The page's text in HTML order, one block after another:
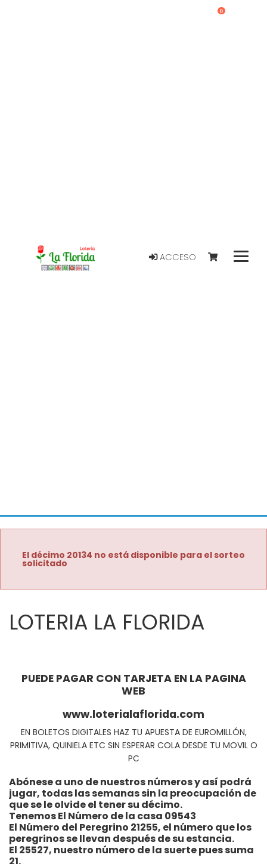
ACCESO
0
El décimo 20134 no está disponible para el sorteo
solicitado
LOTERIA LA FLORIDA
PUEDE PAGAR CON TARJETA EN LA PAGINA
WEB
www.loterialaflorida.com
EN BOLETOS DIGITALES HAZ TU APUESTA DE EUROMILLÓN,
PRIMITIVA, QUINIELA ETC SIN ESPERAR COLA DESDE TU MOVIL O
PC
Abónese a uno de nuestros números y así podrá
jugar, todas las semanas sin la preocupación de
que se le olvide el tener su décimo.
Tenemos El Número de la casa 09543
El Número del Peregrino 21255, el número que los
peregrinos se llevan después de su estancia.
El 25527, nuestro número de la suerte pues suma
21.